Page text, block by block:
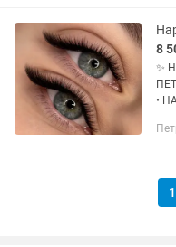
8
✨
•
1